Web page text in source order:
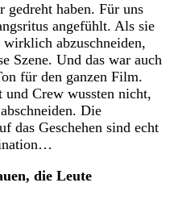
gedreht haben. Für uns
angefühlt. Als sie
abzuschneiden,
Szene. Und das war auch
für den ganzen Film.
und Crew wussten nicht,
Die
das Geschehen sind echt
die Leute